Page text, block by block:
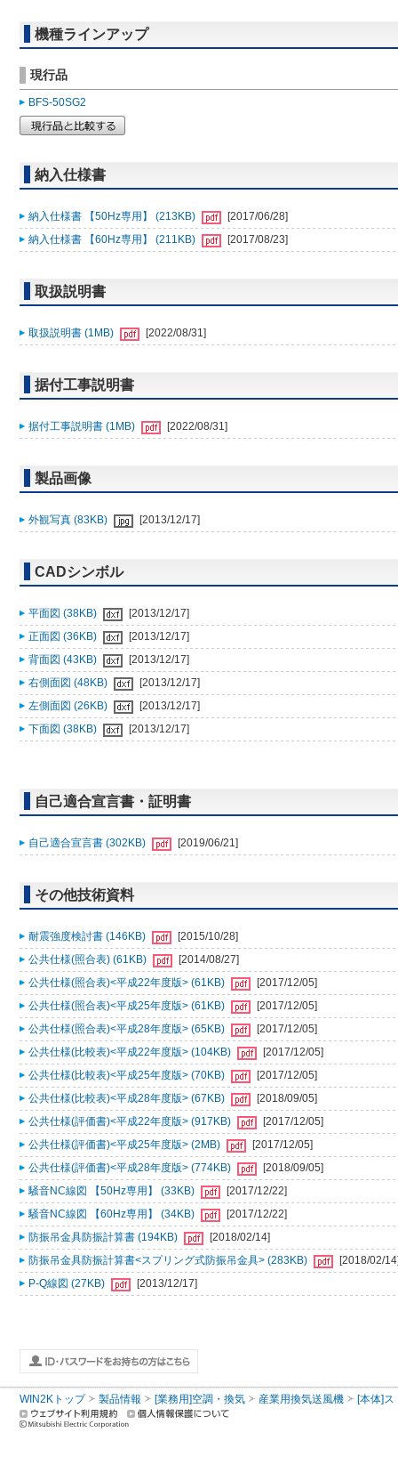
機種ラインアップ
現行品
BFS-50SG2
納入仕様書
納入仕様書 【50Hz専用】 (213KB)
[2017/06/28]
納入仕様書 【60Hz専用】 (211KB)
[2017/08/23]
取扱説明書
取扱説明書 (1MB) [2022/08/31]
据付工事説明書
据付工事説明書 (1MB) [2022/08/31]
製品画像
外観写真 (83KB) [2013/12/17]
CADシンボル
平面図 (38KB)
[2013/12/17]
正面図 (36KB)
[2013/12/17]
背面図 (43KB)
[2013/12/17]
右側面図 (48KB)
[2013/12/17]
左側面図 (26KB)
[2013/12/17]
下面図 (38KB)
[2013/12/17]
自己適合宣言書・証明書
自己適合宣言書 (302KB) [2019/06/21]
その他技術資料
耐震強度検討書 (146KB)
[2015/10/28]
公共仕様(照合表) (61KB)
[2014/08/27]
公共仕様(照合表)<平成22年度版> (61KB)
[2017/12/05]
公共仕様(照合表)<平成25年度版> (61KB)
[2017/12/05]
公共仕様(照合表)<平成28年度版> (65KB)
[2017/12/05]
公共仕様(比較表)<平成22年度版> (104KB)
[2017/12/05]
公共仕様(比較表)<平成25年度版> (70KB)
[2017/12/05]
公共仕様(比較表)<平成28年度版> (67KB)
[2018/09/05]
公共仕様(評価書)<平成22年度版> (917KB)
[2017/12/05]
公共仕様(評価書)<平成25年度版> (2MB)
[2017/12/05]
公共仕様(評価書)<平成28年度版> (774KB)
[2018/09/05]
騒音NC線図 【50Hz専用】 (33KB)
[2017/12/22]
騒音NC線図 【60Hz専用】 (34KB)
[2017/12/22]
防振吊金具防振計算書 (194KB)
[2018/02/14]
防振吊金具防振計算書<スプリング式防振吊金具> (283KB)
[2018/02/
P-Q線図 (27KB)
[2013/12/17]
WIN2Kトップ 製品情報 [業務用]空調・換気 産業用換気送風機 [本体]